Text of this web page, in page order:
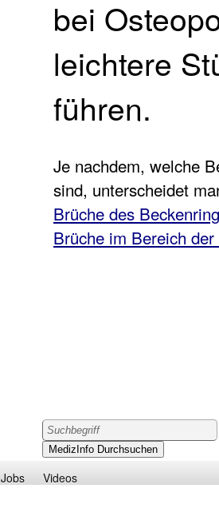
bei
leichtere
führen.
Je nachdem, welche
sind, unterscheidet
Brüche des
Brüche im Bereich
Jobs Videos